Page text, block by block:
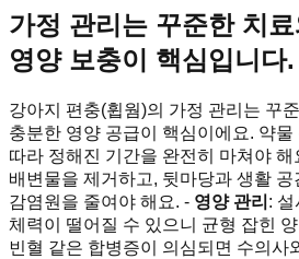
가정 관리는 꾸준한 치
영양 보충이 핵심입니다.
강아지 편충(휩웜)의 가정 관리는 꾸
충분한 영양 공급이 핵심이에요. 약물
따라 정해진 기간을 완전히 마쳐야 해
배변물을 제거하고, 뒷마당과 생활 공
감염원을 줄여야 해요. - 영양 관리 :
체력이 떨어질 수 있으니 균형 잡힌
빈혈 같은 합병증이 의심되면 수의사